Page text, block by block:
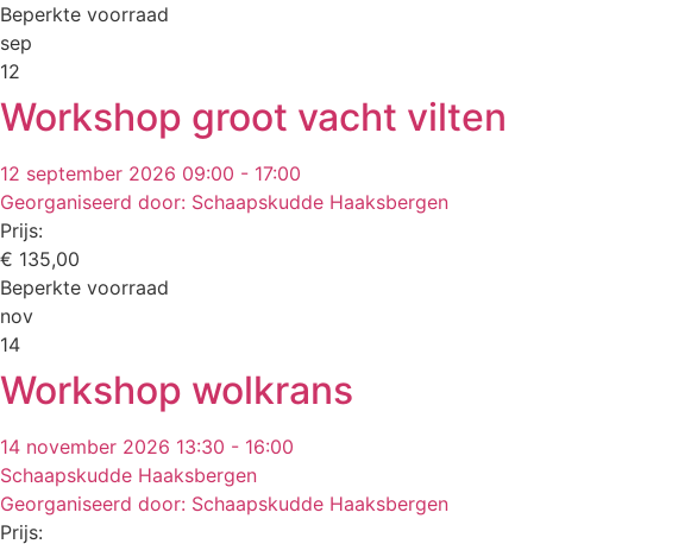
Beperkte voorraad
sep
12
Workshop groot vacht vilten
12 september 2026 09:00 - 17:00
Georganiseerd door: Schaapskudde Haaksbergen
Prijs:
€ 135,00
Beperkte voorraad
nov
14
Workshop wolkrans
14 november 2026 13:30 - 16:00
Schaapskudde Haaksbergen
Georganiseerd door: Schaapskudde Haaksbergen
Prijs: